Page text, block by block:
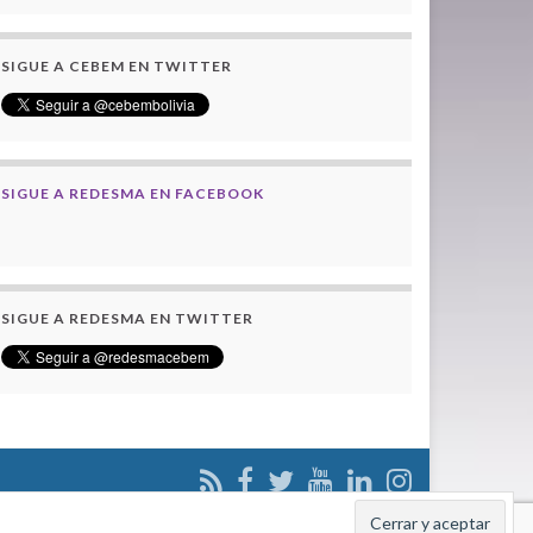
SIGUE A CEBEM EN TWITTER
SIGUE A REDESMA EN FACEBOOK
SIGUE A REDESMA EN TWITTER